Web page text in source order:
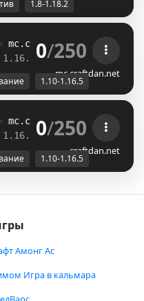
1.8-1.18.2
mc.craftdan.net //
- 1.16.5 //
0/250
mc.craftdan.net
1.10-1.16.5
mc.craftdan.net //
- 1.16.5 //
0/250
craftdan.net
1.10-1.16.5
Амонг Ас
Игра в кальмара